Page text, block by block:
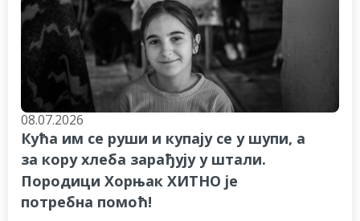
08.07.2026
Кућа им се руши и купају се у шупи, а
за кору хлеба зарађују у штали.
Породици Хорњак ХИТНО је
потребна помоћ!